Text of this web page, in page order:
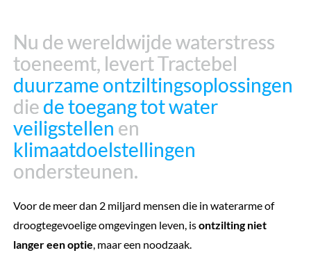
Nu de wereldwijde waterstress
toeneemt, levert Tractebel
duurzame ontziltingsoplossingen
die de toegang tot water
veiligstellen en
klimaatdoelstellingen
ondersteunen.
Nu de wereldwijde waterstress
toeneemt, levert Tractebel
duurzame ontziltingsoplossingen
die de toegang tot water
veiligstellen en
klimaatdoelstellingen
ondersteunen.
Voor de meer dan 2 miljard mensen die in waterarme of
droogtegevoelige omgevingen leven, isontzilting niet
langer een optie, maar een noodzaak.